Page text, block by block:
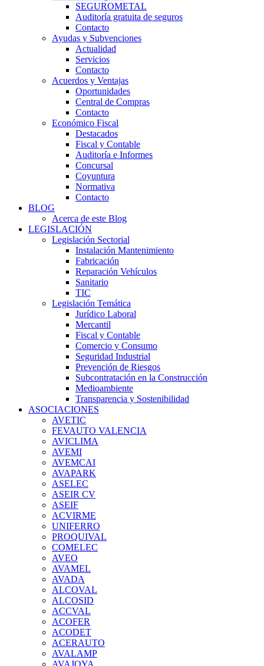
SEGUROMETAL
Auditoría gratuita de seguros
Contacto
Ayudas y Subvenciones
Actualidad
Servicios
Contacto
Acuerdos y Ventajas
Oportunidades
Central de Compras
Contacto
Económico Fiscal
Destacados
Fiscal y Contable
Auditoría e Informes
Concursal
Coyuntura
Normativa
Contacto
BLOG
Acerca de este Blog
LEGISLACIÓN
Legislación Sectorial
Instalación Mantenimiento
Fabricación
Reparación Vehículos
Sanitario
TIC
Legislación Temática
Jurídico Laboral
Mercantil
Fiscal y Contable
Comercio y Consumo
Seguridad Industrial
Prevención de Riesgos
Subcontratación en la Construcción
Medioambiente
Transparencia y Sostenibilidad
ASOCIACIONES
AVETIC
FEVAUTO VALENCIA
AVICLIMA
AVEMI
AVEMCAI
AVAPARK
ASELEC
ASEIR CV
ASEIF
ACVIRME
UNIFERRO
PROQUIVAL
COMELEC
AVEO
AVAMEL
AVADA
ALCOVAL
ALCOSID
ACCVAL
ACOFER
ACODET
ACERAUTO
AVALAMP
AVAJOYA